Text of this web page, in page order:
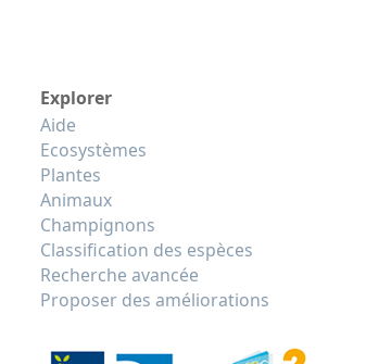
Explorer
Aide
Ecosystèmes
Plantes
Animaux
Champignons
Classification des espèces
Recherche avancée
Proposer des améliorations